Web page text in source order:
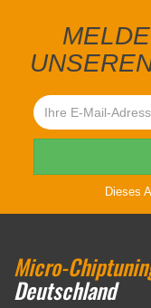
Dieses
Micro-
Deutschland